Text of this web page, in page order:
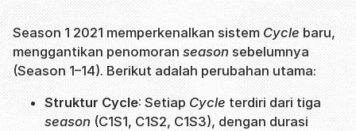
Season 1 2021 memperkenalkan sistemCyclebaru,
menggantikan penomoran season sebelumnya
(Season 1–14). Berikut adalah perubahan utama:
Struktur Cycle: Setiap Cycle terdiri dari tiga
season(C1S1, C1S2, C1S3), dengan durasi